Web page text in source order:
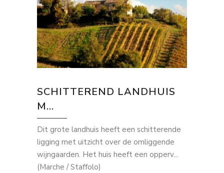
SCHITTEREND LANDHUIS
M...
Dit grote landhuis heeft een schitterende
ligging met uitzicht over de omliggende
wijngaarden. Het huis heeft een opperv...
(Marche / Staffolo)